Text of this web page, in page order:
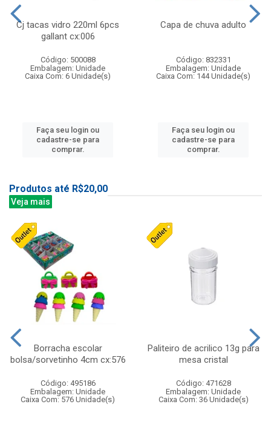
Cj tacas vidro 220ml 6pcs
gallant cx:006
Código: 500088
Embalagem: Unidade
Caixa Com: 6 Unidade(s)
Faça seu login ou
cadastre-se para
comprar.
Capa de chuva adulto
Código: 832331
Embalagem: Unidade
Caixa Com: 144 Unidade(s)
Faça seu login ou
cadastre-se para
comprar.
Produtos até R$20,00
Veja mais
Borracha escolar
bolsa/sorvetinho 4cm cx:576
Código: 495186
Embalagem: Unidade
Caixa Com: 576 Unidade(s)
Paliteiro de acrilico 13g para
mesa cristal
Código: 471628
Embalagem: Unidade
Caixa Com: 36 Unidade(s)